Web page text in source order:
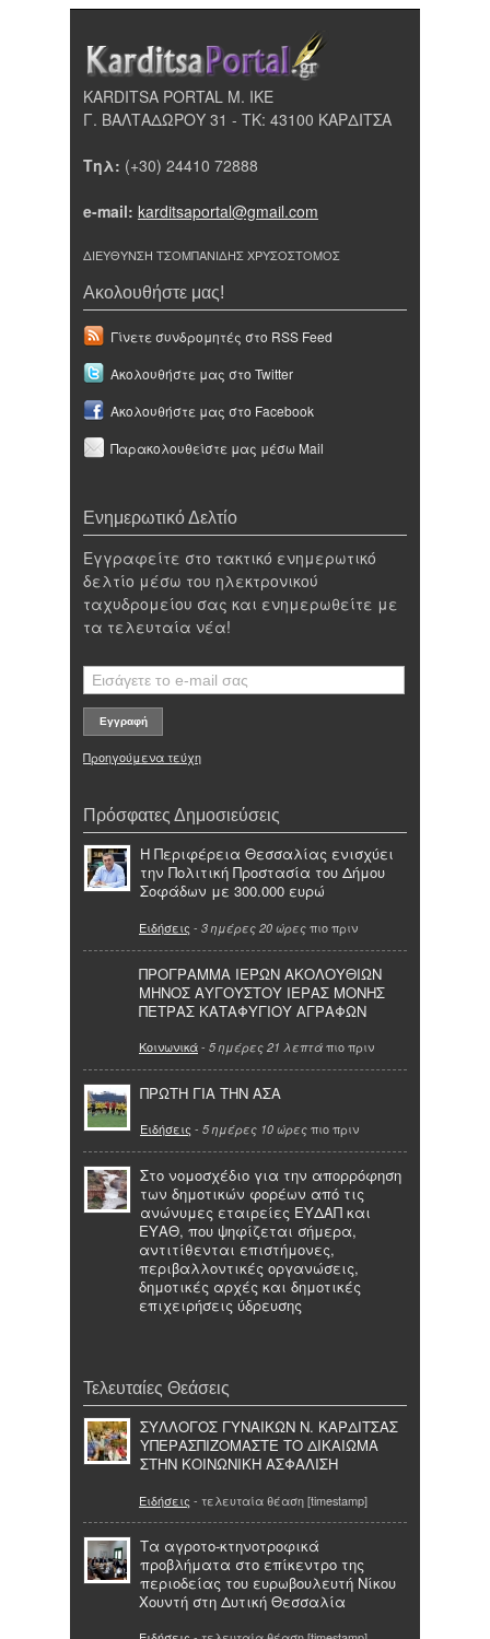
KARDITSA PORTAL Μ. ΙΚΕ
Γ. ΒΑΛΤΑΔΩΡΟΥ 31 - ΤΚ: 43100 ΚΑΡΔΙΤΣΑ
Τηλ: (+30) 24410 72888
e-mail: karditsaportal@gmail.com
ΔΙΕΥΘΥΝΣΗ ΤΣΟΜΠΑΝΙΔΗΣ ΧΡΥΣΟΣΤΟΜΟΣ
Ακολουθήστε μας!
Γίνετε συνδρομητές στο RSS Feed
Ακολουθήστε μας στο Twitter
Ακολουθήστε μας στο Facebook
Παρακολουθείστε μας μέσω Mail
Ενημερωτικό Δελτίο
Εγγραφείτε στο τακτικό ενημερωτικό
δελτίο μέσω του ηλεκτρονικού
ταχυδρομείου σας και ενημερωθείτε με
τα τελευταία νέα!
Προηγούμενα τεύχη
Πρόσφατες Δημοσιεύσεις
Η Περιφέρεια Θεσσαλίας ενισχύει
την Πολιτική Προστασία του Δήμου
Σοφάδων με 300.000 ευρώ
Ειδήσεις - 3 ημέρες 20 ώρες πιο πριν
ΠΡΟΓΡΑΜΜΑ ΙΕΡΩΝ ΑΚΟΛΟΥΘΙΩΝ
ΜΗΝΟΣ ΑΥΓΟΥΣΤΟΥ ΙΕΡΑΣ ΜΟΝΗΣ
ΠΕΤΡΑΣ ΚΑΤΑΦΥΓΙΟΥ ΑΓΡΑΦΩΝ
Κοινωνικά- 5 ημέρες 21 λεπτά πιο πριν
ΠΡΩΤΗ ΓΙΑ ΤΗΝ ΑΣΑ
Ειδήσεις - 5 ημέρες 10 ώρες πιο πριν
Στο νομοσχέδιο για την απορρόφηση
των δημοτικών φορέων από τις
ανώνυμες εταιρείες ΕΥΔΑΠ και
ΕΥΑΘ, που ψηφίζεται σήμερα,
αντιτίθενται επιστήμονες,
περιβαλλοντικές οργανώσεις,
δημοτικές αρχές και δημοτικές
επιχειρήσεις ύδρευσης
Τελευταίες Θεάσεις
ΣΥΛΛΟΓΟΣ ΓΥΝΑΙΚΩΝ Ν. ΚΑΡΔΙΤΣΑΣ
ΥΠΕΡΑΣΠΙΖΟΜΑΣΤΕ ΤΟ ΔΙΚΑΙΩΜΑ
ΣΤΗΝ ΚΟΙΝΩΝΙΚΗ ΑΣΦΑΛΙΣΗ
Ειδήσεις - τελευταία θέαση [timestamp]
Τα αγροτο-κτηνοτροφικά
προβλήματα στο επίκεντρο της
περιοδείας του ευρωβουλευτή Νίκου
Χουντή στη Δυτική Θεσσαλία